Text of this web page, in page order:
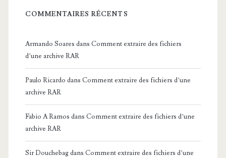
COMMENTAIRES RÉCENTS
Armando Soares dans Comment extraire des fichiers
d’une archive RAR
Paulo Ricardo dans Comment extraire des fichiers d’une
archive RAR
Fabio A Ramos dans Comment extraire des fichiers d’une
archive RAR
Sir Douchebagdans Comment extraire des fichiers d’une